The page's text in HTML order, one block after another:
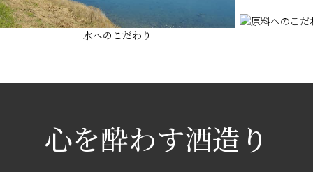
水へのこだわり
心を酔わす酒造り